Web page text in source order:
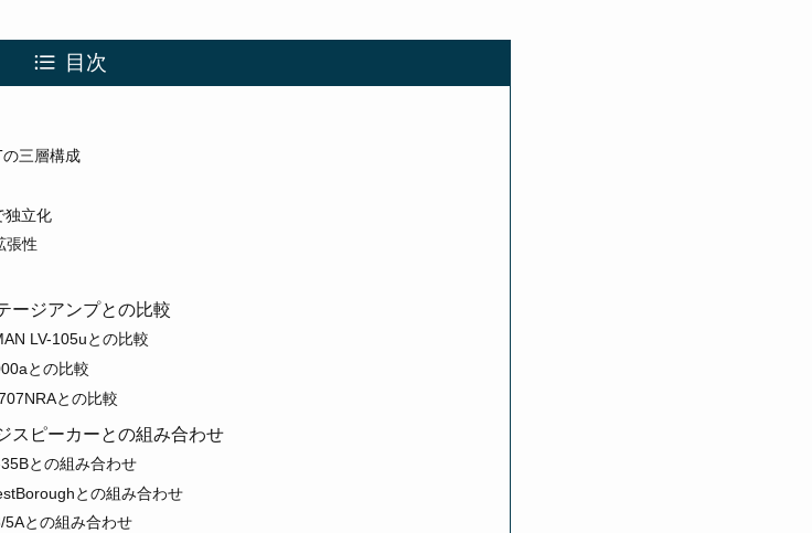
目次
三層構成
独立化
張性
ージアンプとの比較
LV-105uとの比較
との比較
との比較
スピーカーとの組み合わせ
との組み合わせ
との組み合わせ
5Aとの組み合わせ